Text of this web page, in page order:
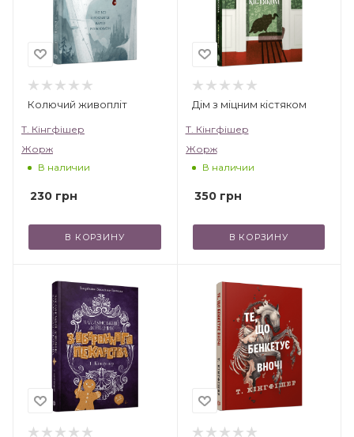
Колючий живопліт
Т. Кінгфішер
Жорж
В наличии
230 грн
В КОРЗИНУ
Дім з міцним кістяком
Т. Кінгфішер
Жорж
В наличии
350грн
В КОРЗИНУ